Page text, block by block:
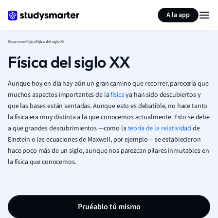
A la app
ResumenesFísicaFísica del siglo XX
Física del siglo XX
Aunque hoy en día hay aún un gran camino que recorrer, parecería que
muchos aspectos importantes de lafísicaya han sido descubiertos y
que las bases están sentadas. Aunque esto es debatible, no hace tanto
la física era muy distinta a la que conocemos actualmente. Esto se debe
a que grandes descubrimientos —como la teoría de la relatividad de
Einstein o las ecuaciones de Maxwell, por ejemplo— se establecieron
hace poco más de un siglo, aunque nos parezcan pilares inmutables en
la física que conocemos.
Pruéablo tú mismo
Resumir página